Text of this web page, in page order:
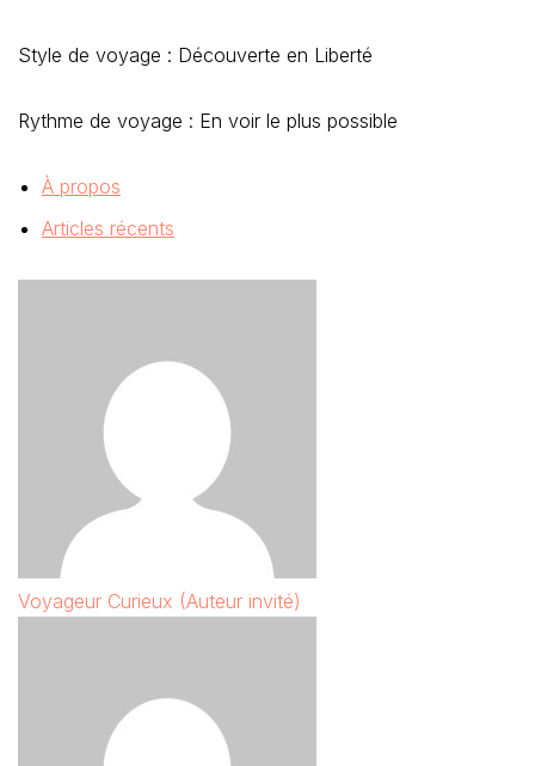
Style de voyage : Découverte en Liberté
Rythme de voyage : En voir le plus possible
À propos
Articles récents
Voyageur Curieux (Auteur invité)